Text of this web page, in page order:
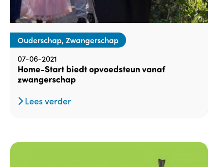
Ouderschap, Zwangerschap
07-06-2021
Home-Start biedt opvoedsteun vanaf
zwangerschap
Lees verder